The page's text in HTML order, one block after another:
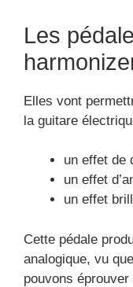
Les
Elles vont
la guitare
un effet de
un effet
un effet
Cette pédale
analogique, vu
pouvons